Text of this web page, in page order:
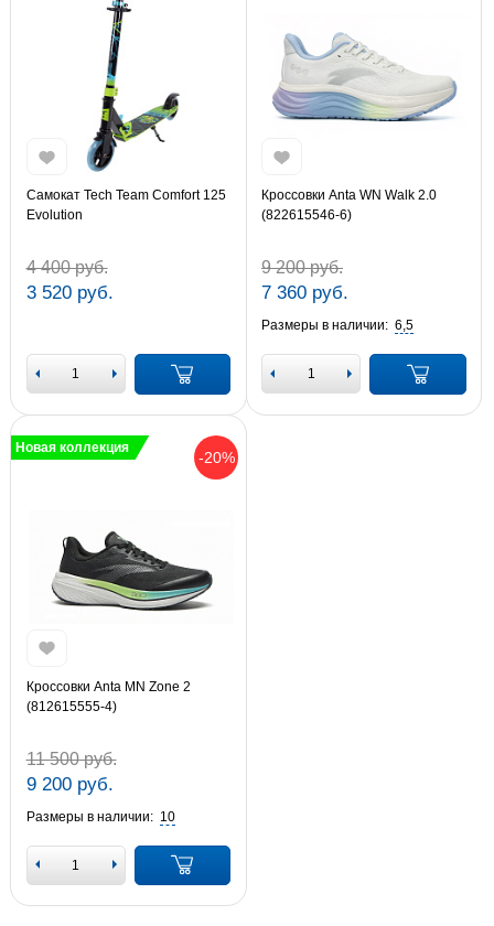
Самокат Tech Team Comfort 125
Evolution
4 400 руб.
3 520 руб.
Кроссовки Anta WN Walk 2.0
(822615546-6)
9 200 руб.
7 360 руб.
Размеры в наличии: 6,5
-20%
Новая коллекция
Кроссовки Anta MN Zone 2
(812615555-4)
11 500 руб.
9 200 руб.
Размеры в наличии: 10